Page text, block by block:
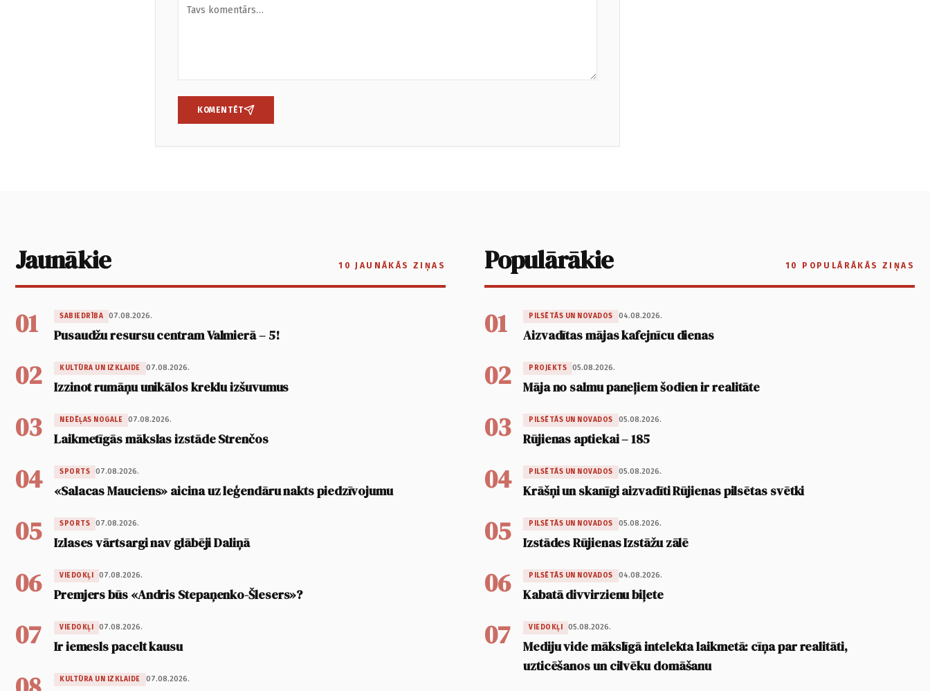
KOMENTĒT
Jaunākie 10 JAUNĀKĀS ZIŅAS
01 SABIEDRĪBA 07.08.2026.
Pusaudžu resursu centram Valmierā – 5!
02 KULTŪRA UN IZKLAIDE 07.08.2026.
Izzinot rumāņu unikālos kreklu izšuvumus
03 NEDĒĻAS NOGALE 07.08.2026.
Laikmetīgās mākslas izstāde Strenčos
04 SPORTS 07.08.2026.
«Salacas Mauciens» aicina uz leģendāru nakts piedzīvojumu
05 SPORTS 07.08.2026.
Izlases vārtsargi nav glābēji Daliņā
06 VIEDOKĻI 07.08.2026.
Premjers būs «Andris Stepaņenko-Šlesers»?
07 VIEDOKĻI 07.08.2026.
Ir iemesls pacelt kausu
KULTŪRA UN IZKLAIDE 07.08.2026.
Populārākie 10 POPULĀRĀKĀS ZIŅAS
01 PILSĒTĀS UN NOVADOS 04.08.2026.
Aizvadītas mājas kafejnīcu dienas
02 PROJEKTS 05.08.2026.
Māja no salmu paneļiem šodien ir realitāte
03 PILSĒTĀS UN NOVADOS 05.08.2026.
Rūjienas aptiekai – 185
04 PILSĒTĀS UN NOVADOS 05.08.2026.
Krāšņi un skanīgi aizvadīti Rūjienas pilsētas svētki
05 PILSĒTĀS UN NOVADOS 05.08.2026.
Izstādes Rūjienas Izstāžu zālē
06 PILSĒTĀS UN NOVADOS 04.08.2026.
Kabatā divvirzienu biļete
07 VIEDOKĻI 05.08.2026.
Mediju vide mākslīgā intelekta laikmetā: cīņa par realitāti,
uzticēšanos un cilvēku domāšanu